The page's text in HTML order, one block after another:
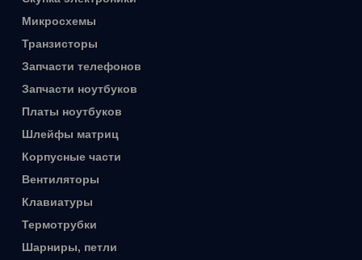
Микросхемы
Транзисторы
Запчасти телефонов
Запчасти ноутбуков
Платы ноутбуков
Шлейфы матриц
Корпусные части
Вентиляторы
Клавиатуры
Термотрубки
Шарниры, петли